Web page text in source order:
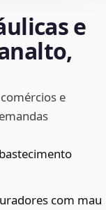
e
e
com mau